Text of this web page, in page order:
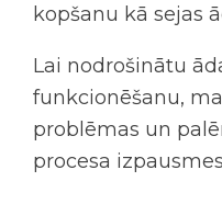
kopšanu kā sejas
Lai nodrošinātu
funkcionēšanu,
problēmas un
procesa